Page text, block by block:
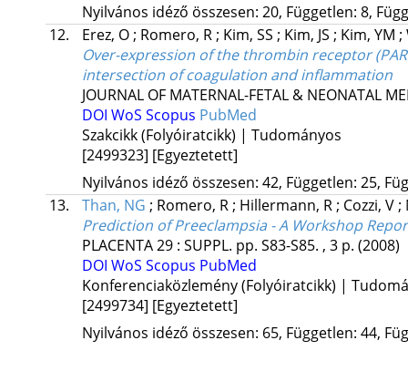
Nyilvános idéző összesen: 20, Független: 8,
12.
Erez, O ; Romero, R ; Kim, SS ; Kim, JS ; Kim, YM ;
Over-expression of the thrombin receptor
intersection of coagulation and inflammation
JOURNAL OF MATERNAL-FETAL & NEONATAL
DOI WoS Scopus PubMed
Szakcikk (Folyóiratcikk) | Tudományos
[2499323] [Egyeztetett]
Nyilvános idéző összesen: 42, Független: 25,
13.
Than, NG ; Romero, R ; Hillermann, R ; Cozzi, V ;
Prediction of Preeclampsia - A Workshop
PLACENTA29: SUPPL. pp. S83-S85. , 3 p. (2008)
DOI WoS Scopus PubMed
Konferenciaközlemény (Folyóiratcikk) |
[2499734] [Egyeztetett]
Nyilvános idéző összesen: 65, Független: 44,